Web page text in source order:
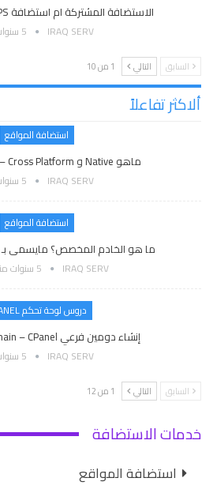
الاستضافة المشتركة ام استضافة VPS – أيهما يناسبك…
IRAQ SERV 5 سنوات منذ
السابق التالي 1 من 10
ألاكثر تفاعلاً
استضافة المواقع
ماهو Native و Cross Platform – تطبيقات الجوال
IRAQ SERV 5 سنوات منذ
استضافة المواقع
ما هو الخادم المخصص؟ مايسمى بـ Dedicated Servers
IRAQ SERV 5 سنوات منذ
دروس لوحة تحكم CPANEL
إنشاء دومين فرعي CPanel Subdomain – CPanel
IRAQ SERV 5 سنوات منذ
السابق التالي 1 من 12
خدمات الاستضافة
استضافة المواقع